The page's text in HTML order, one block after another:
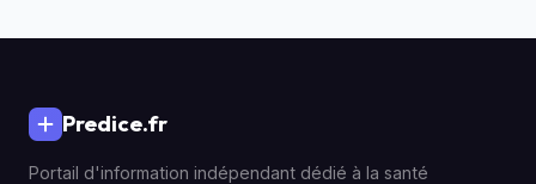
Predice.fr
Portail d'information indépendant dédié à la santé